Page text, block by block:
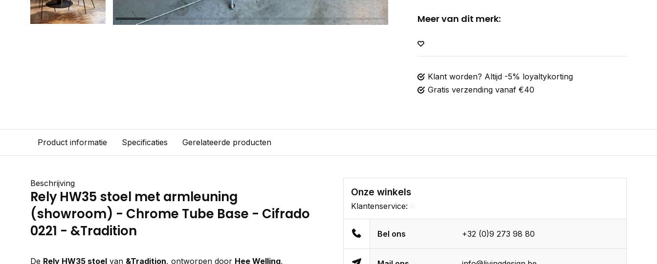
Meer van dit merk:
Klant worden? Altijd -5% loyaltykorting
Gratis verzending vanaf €40
Product informatie Specificaties Gerelateerde producten
Beschrijving
Rely HW35 stoel met armleuning
(showroom) - Chrome Tube Base - Cifrado
0221 - &Tradition
De Rely HW35 stoel van &Tradition, ontworpen door Hee Welling,
Onze winkels
Klantenservice:
Bel ons +32 (0)9 273 98 80